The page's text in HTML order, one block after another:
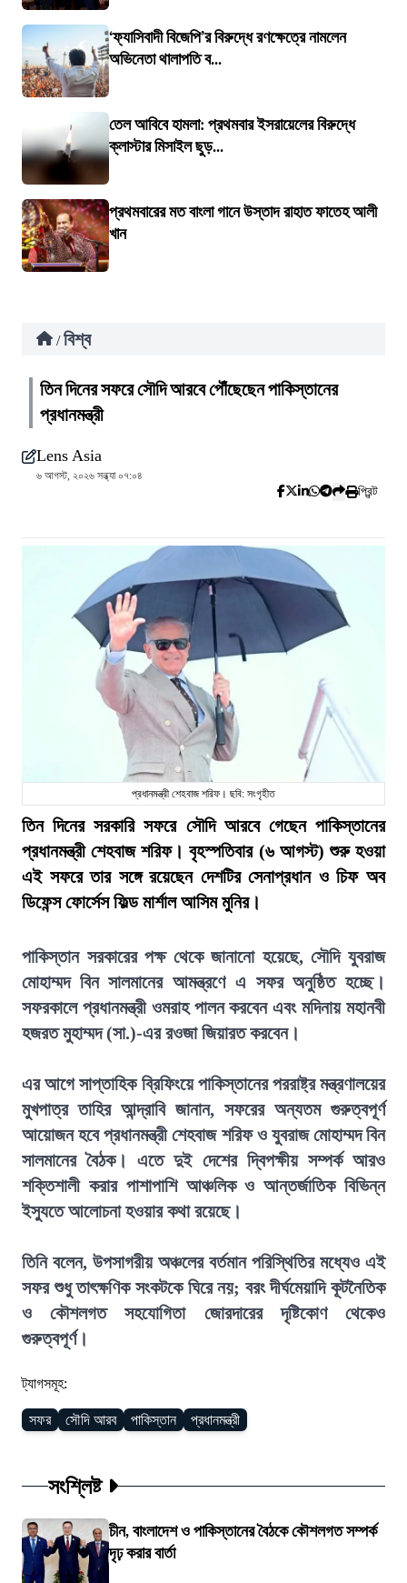
‘ফ্যাসিবাদী বিজেপি’র বিরুদ্ধে রণক্ষেত্রে নামলেন
অভিনেতা থালাপতি ব...
তেল আবিবে হামলা: প্রথমবার ইসরায়েলের বিরুদ্ধে
ক্লাস্টার মিসাইল ছুড়...
প্রথমবারের মত বাংলা গানে উস্তাদ রাহাত ফাতেহ আলী
খান
/ বিশ্ব
তিন দিনের সফরে সৌদি আরবে পৌঁছেছেন পাকিস্তানের
প্রধানমন্ত্রী
Lens Asia
৬ আগস্ট, ২০২৬ সন্ধ্যা ০৭:০৪
প্রিন্ট
প্রধানমন্ত্রী শেহবাজ শরিফ। ছবি: সংগৃহীত
তিন দিনের সরকারি সফরে সৌদি আরবে গেছেন পাকিস্তানের
প্রধানমন্ত্রী শেহবাজ শরিফ। বৃহস্পতিবার (৬ আগস্ট) শুরু হওয়া
এই সফরে তার সঙ্গে রয়েছেন দেশটির সেনাপ্রধান ও চিফ অব
ডিফেন্স ফোর্সেস ফিল্ড মার্শাল আসিম মুনির।
পাকিস্তান সরকারের পক্ষ থেকে জানানো হয়েছে, সৌদি যুবরাজ
মোহাম্মদ বিন সালমানের আমন্ত্রণে এ সফর অনুষ্ঠিত হচ্ছে।
সফরকালে প্রধানমন্ত্রী ওমরাহ পালন করবেন এবং মদিনায় মহানবী
হজরত মুহাম্মদ (সা.)-এর রওজা জিয়ারত করবেন।
এর আগে সাপ্তাহিক ব্রিফিংয়ে পাকিস্তানের পররাষ্ট্র মন্ত্রণালয়ের
মুখপাত্র তাহির আন্দ্রাবি জানান, সফরের অন্যতম গুরুত্বপূর্ণ
আয়োজন হবে প্রধানমন্ত্রী শেহবাজ শরিফ ও যুবরাজ মোহাম্মদ বিন
সালমানের বৈঠক। এতে দুই দেশের দ্বিপক্ষীয় সম্পর্ক আরও
শক্তিশালী করার পাশাপাশি আঞ্চলিক ও আন্তর্জাতিক বিভিন্ন
ইস্যুতে আলোচনা হওয়ার কথা রয়েছে।
তিনি বলেন, উপসাগরীয় অঞ্চলের বর্তমান পরিস্থিতির মধ্যেও এই
সফর শুধু তাৎক্ষণিক সংকটকে ঘিরে নয়; বরং দীর্ঘমেয়াদি কূটনৈতিক
ও কৌশলগত সহযোগিতা জোরদারের দৃষ্টিকোণ থেকেও
গুরুত্বপূর্ণ।
ট্যাগসমূহ:
সফর সৌদি আরব পাকিস্তান প্রধানমন্ত্রী
সংশ্লিষ্ট
চীন, বাংলাদেশ ও পাকিস্তানের বৈঠকে কৌশলগত সম্পর্ক
দৃঢ় করার বার্তা